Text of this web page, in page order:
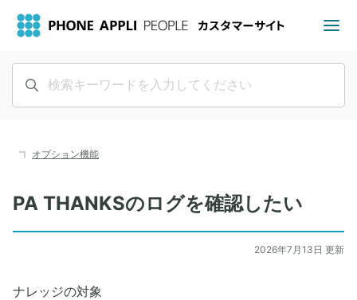
オプション機能
PA THANKSのログを確認したい
2026年7月13日 更新
ナレッジの対象